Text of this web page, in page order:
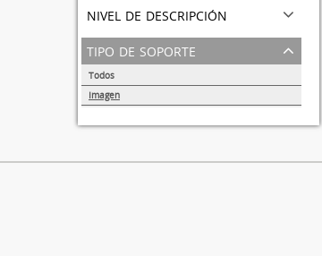
nivel de descripción
tipo de soporte
Todos
Imagen